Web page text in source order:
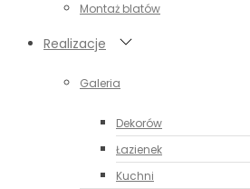
Montaż blatów
Realizacje
Galeria
Dekorów
Łazienek
Kuchni